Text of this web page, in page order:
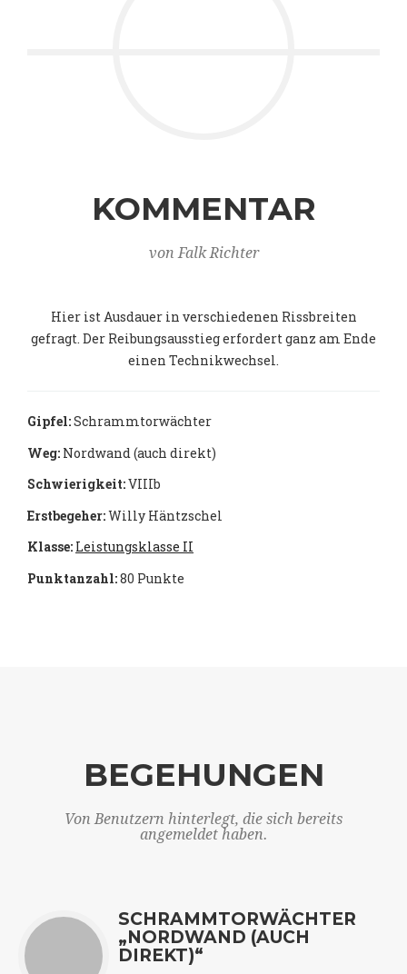
KOMMENTAR
von Falk Richter
Hier ist Ausdauer in verschiedenen Rissbreiten
gefragt. Der Reibungsausstieg erfordert ganz am Ende
einen Technikwechsel.
Gipfel:Schrammtorwächter
Weg: Nordwand (auch direkt)
Schwierigkeit:VIIIb
Erstbegeher:Willy Häntzschel
Klasse: Leistungsklasse II
Punktanzahl:80 Punkte
BEGEHUNGEN
Von Benutzern hinterlegt, die sich bereits
angemeldet haben.
SCHRAMMTORWÄCHTER
„NORDWAND (AUCH
DIREKT)“